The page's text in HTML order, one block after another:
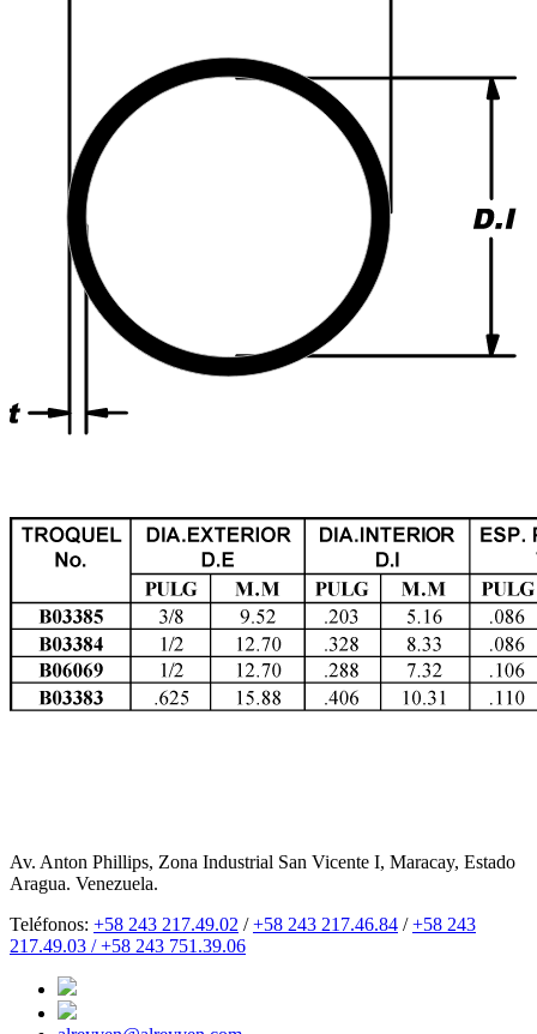
Av. Anton Phillips, Zona Industrial San Vicente I, Maracay, Estado
Aragua. Venezuela.
Teléfonos: +58 243 217.49.02 /+58 243 217.46.84 /+58 243
217.49.03 /+58 243 751.39.06